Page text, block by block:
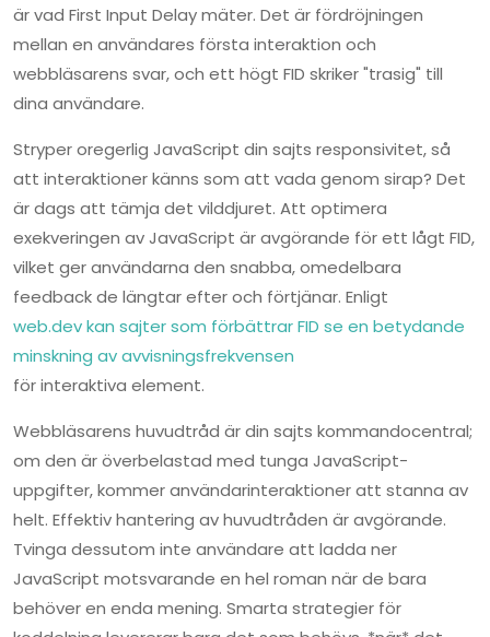
är vad First Input Delay mäter. Det är fördröjningen
mellan en användares första interaktion och
webbläsarens svar, och ett högt FID skriker "trasig" till
dina användare.
Stryper oregerlig JavaScript din sajts responsivitet, så
att interaktioner känns som att vada genom sirap? Det
är dags att tämja det vilddjuret. Att optimera
exekveringen av JavaScript är avgörande för ett lågt FID,
vilket ger användarna den snabba, omedelbara
feedback de längtar efter och förtjänar. Enligt
web.dev kan sajter som förbättrar FID se en betydande
minskning av avvisningsfrekvensen
för interaktiva element.
Webbläsarens huvudtråd är din sajts kommandocentral;
om den är överbelastad med tunga JavaScript-
uppgifter, kommer användarinteraktioner att stanna av
helt. Effektiv hantering av huvudtråden är avgörande.
Tvinga dessutom inte användare att ladda ner
JavaScript motsvarande en hel roman när de bara
behöver en enda mening. Smarta strategier för